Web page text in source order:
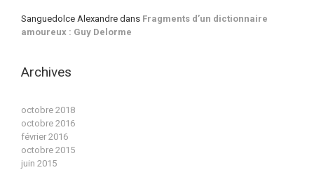
Sanguedolce Alexandre dans Fragments d’un dictionnaire
amoureux : Guy Delorme
Archives
octobre 2018
octobre 2016
février 2016
octobre 2015
juin 2015